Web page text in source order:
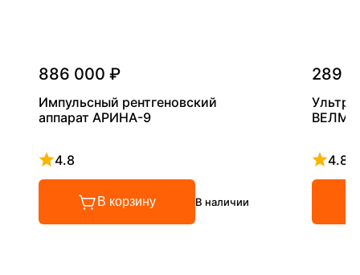
886 000 ₽
Импульсный рентгеновский
аппарат АРИНА-9
4.8
Рейтинг 4.8 из 5
В корзину В наличии
289
4.8